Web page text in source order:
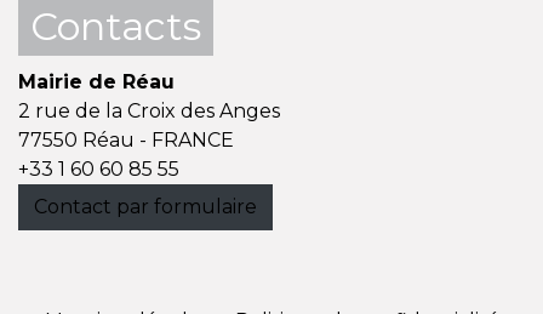
Contacts
Mairie de Réau
2 rue de la Croix des Anges
77550 Réau - FRANCE
+33 1 60 60 85 55
Contact par formulaire